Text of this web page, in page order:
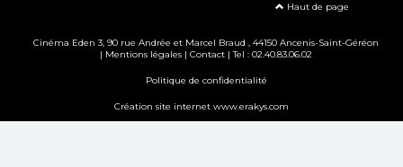
Haut de page
Cinéma Eden 3, 90 rue Andrée et Marcel Braud , 44150 Ancenis-Saint-Géréon
| Mentions légales | Contact | Tel : 02.40.83.06.02
Politique de confidentialité
Création site internet www.erakys.com